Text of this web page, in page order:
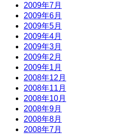
2009年7月
2009年6月
2009年5月
2009年4月
2009年3月
2009年2月
2009年1月
2008年12月
2008年11月
2008年10月
2008年9月
2008年8月
2008年7月